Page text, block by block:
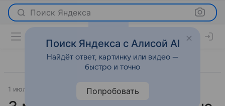
Поиск Яндекса
1 июля 2026 Мода
Поиск Яндекса с Алисой AI
Найдёт ответ, картинку или видео —
быстро и точно
Попробовать